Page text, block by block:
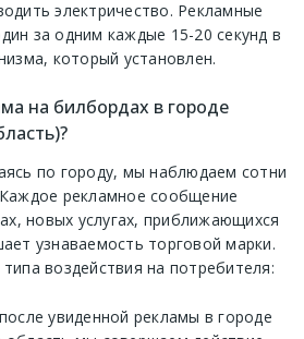
электричество. Рекламные
за одним каждые 15-20 секунд в
который установлен.
на билбордах в городе
по городу, мы наблюдаем сотни
рекламное сообщение
новых услугах, приближающихся
узнаваемость торговой марки.
воздействия на потребителя:
увиденной рекламы в городе